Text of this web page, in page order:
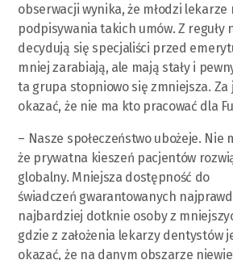
obserwacji wynika, że młodzi
podpisywania takich umów. Z reguły
decydują się specjaliści przed
mniej zarabiają, ale mają stały i
ta grupa stopniowo się zmniejsza. Za
okazać, że nie ma kto pracować dla
– Nasze społeczeństwo ubożeje. Nie
że prywatna kieszeń pacjentów
globalny. Mniejsza dostępność do
świadczeń gwarantowanych
najbardziej dotknie osoby z
gdzie z założenia lekarzy dentystów
okazać, że na danym obszarze